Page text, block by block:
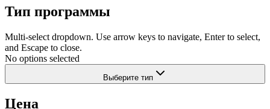
Тип программы
Multi-select dropdown. Use arrow keys to navigate, Enter to select,
and Escape to close.
No options selected
Выберите тип
Цена